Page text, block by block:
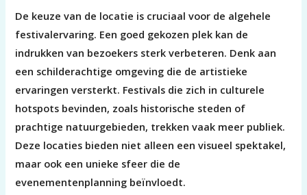
De keuze van de locatie is cruciaal voor de algehele
festivalervaring. Een goed gekozen plek kan de
indrukken van bezoekers sterk verbeteren. Denk aan
een schilderachtige omgeving die de artistieke
ervaringen versterkt. Festivals die zich in culturele
hotspots bevinden, zoals historische steden of
prachtige natuurgebieden, trekken vaak meer publiek.
Deze locaties bieden niet alleen een visueel spektakel,
maar ook een unieke sfeer die de
evenementenplanning beïnvloedt.